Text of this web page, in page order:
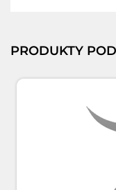
PRODUKTY